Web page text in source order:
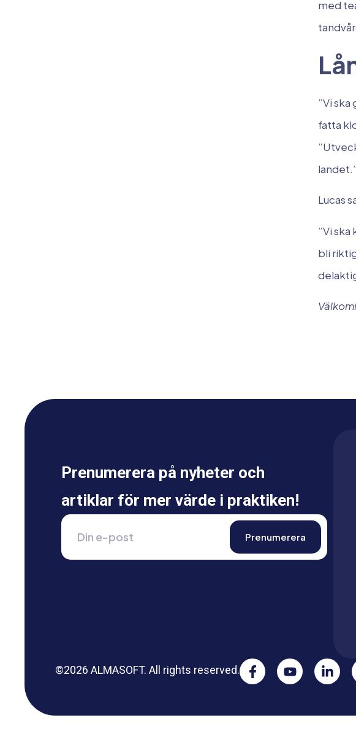
med
”Vi
fatta
landet.”
Lucas
”Vi
bli
Prenumerera på nyheter och
artiklar för mer värde i praktiken!
©2026 ALMASOFT. All rights reserved.